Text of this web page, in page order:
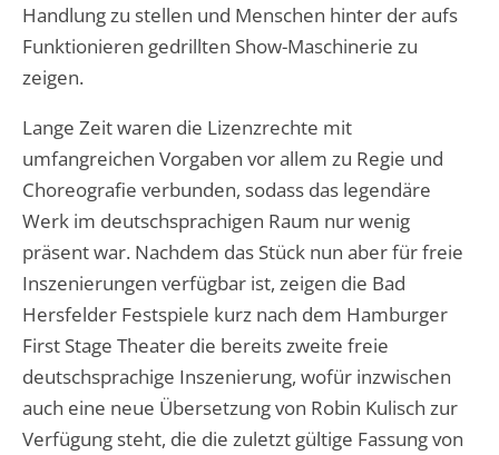
Handlung zu stellen und Menschen hinter der aufs
Funktionieren gedrillten Show-Maschinerie zu
zeigen.
Lange Zeit waren die Lizenzrechte mit
umfangreichen Vorgaben vor allem zu Regie und
Choreografie verbunden, sodass das legendäre
Werk im deutschsprachigen Raum nur wenig
präsent war. Nachdem das Stück nun aber für freie
Inszenierungen verfügbar ist, zeigen die Bad
Hersfelder Festspiele kurz nach dem Hamburger
First Stage Theater die bereits zweite freie
deutschsprachige Inszenierung, wofür inzwischen
auch eine neue Übersetzung von Robin Kulisch zur
Verfügung steht, die die zuletzt gültige Fassung von